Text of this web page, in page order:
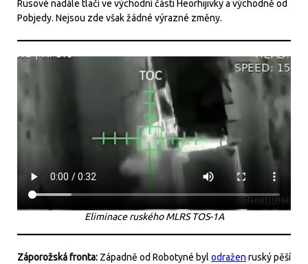
Rusové nadále tlačí ve východní části Heorhijivky a východně od
Pobjedy. Nejsou zde však žádné výrazné změny.
Eliminace ruského MLRS TOS-1A
Záporožská fronta: Západně od Robotyné byl odražen ruský pěší